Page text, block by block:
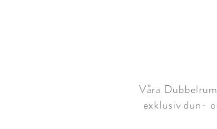
Våra
exklusiv dun-